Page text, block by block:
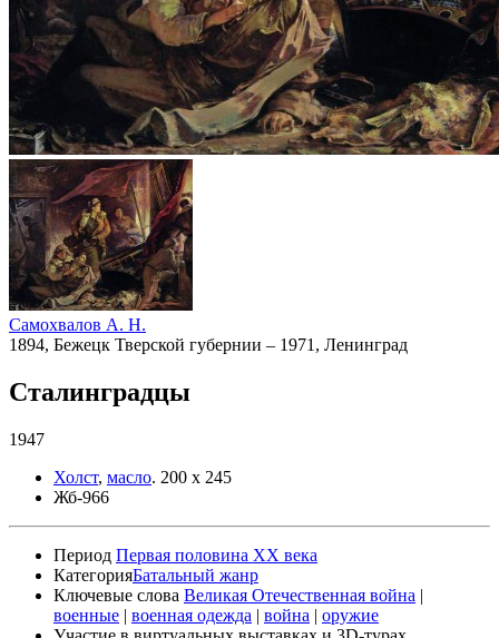
Самохвалов А. Н.
1894, Бежецк Тверской губернии – 1971, Ленинград
Сталинградцы
1947
Холст, масло. 200 х 245
Жб-966
Период Первая половина XX века
КатегорияБатальный жанр
Ключевые слова Великая Отечественная война |
военные | военная одежда | война | оружие